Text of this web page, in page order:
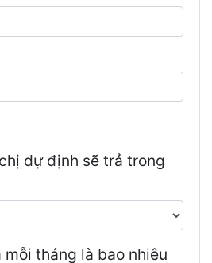
dự định sẽ trả trong
mỗi tháng là bao nhiêu